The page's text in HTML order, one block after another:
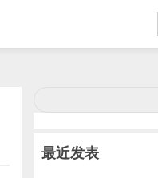
最近发表